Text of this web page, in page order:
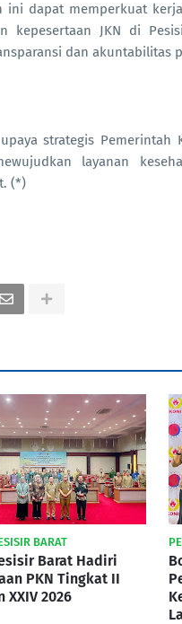
dapat memperkuat
kepesertaan JKN di
dan akuntabilitas
strategis Pemerintah
layanan
(*)
BARAT
Barat Hadiri
PKN Tingkat II
XXIV 2026